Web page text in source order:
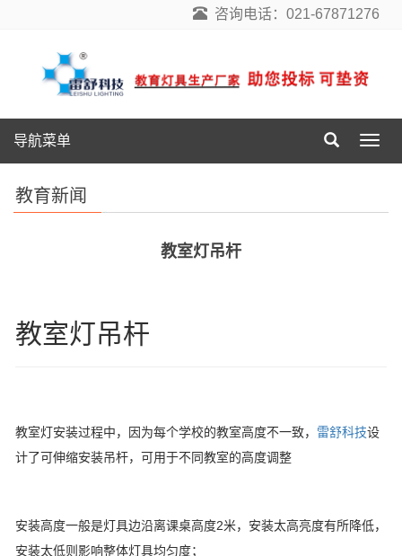
咨询电话：021-67871276
导
航
导航菜单
教育新闻
教室灯吊杆
教室灯吊杆
教室灯安装过程中，因为每个学校的教室高度不一致， 雷舒科技设
计了可伸缩安装吊杆，可用于不同教室的高度调整
安装高度一般是灯具边沿离课桌高度2米，安装太高亮度有所降低，
安装太低则影响整体灯具均匀度；